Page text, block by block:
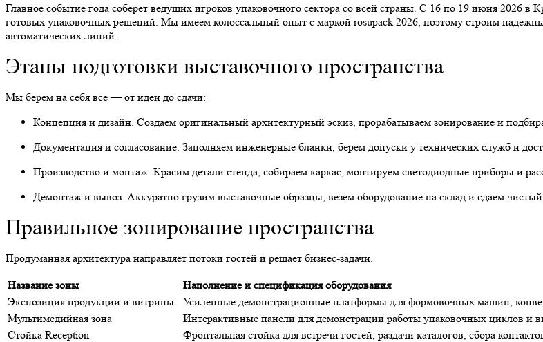
Главное событие года соберет ведущих игроков упаковочного сектора со всей страны. С 16 по 19 июня 2026
готовых упаковочных решений. Мы имеем колоссальный опыт с маркой rosupack 2026, поэтому строим
автоматических линий.
Этапы подготовки выставочного пространства
Мы берём на себя всё — от идеи до сдачи:
Концепция и дизайн. Создаем оригинальный архитектурный эскиз, прорабатываем зонирование и
Документация и согласование. Заполняем инженерные бланки, берем допуски у технических служб и
Производство и монтаж. Красим детали стенда, собираем каркас, монтируем светодиодные приборы и
Демонтаж и вывоз. Аккуратно грузим выставочные образцы, везем оборудование на склад и сдаем чистый
Правильное зонирование пространства
Продуманная архитектура направляет потоки гостей и решает бизнес-задачи.
Название зоны
Наполнение и спецификация оборудования
Экспозиция продукции и витрины
Усиленные демонстрационные платформы для формовочных машин,
Мультимедийная зона
Интерактивные панели для демонстрации работы упаковочных циклов и
Стойка Reception
Фронтальная стойка для встречи гостей, раздачи каталогов, сбора